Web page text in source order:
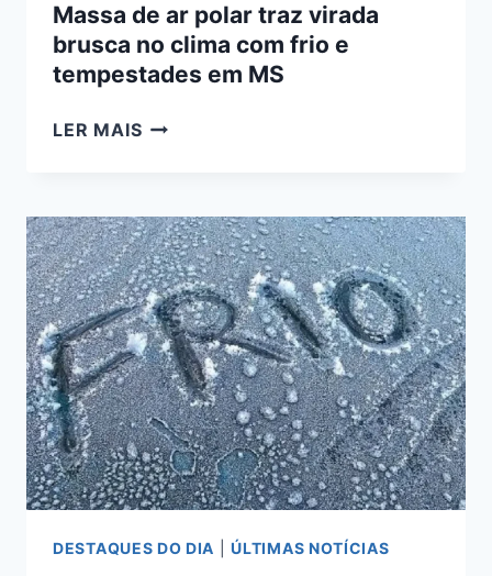
Massa de ar polar traz virada
brusca no clima com frio e
tempestades em MS
LER MAISMASSA
TRAZ
VIRADA
BRUSCA
NO
CLIMA
COM
FRIO
E
TEMPESTADES
EM
MS
DESTAQUES DO DIA |ÚLTIMAS NOTÍCIAS